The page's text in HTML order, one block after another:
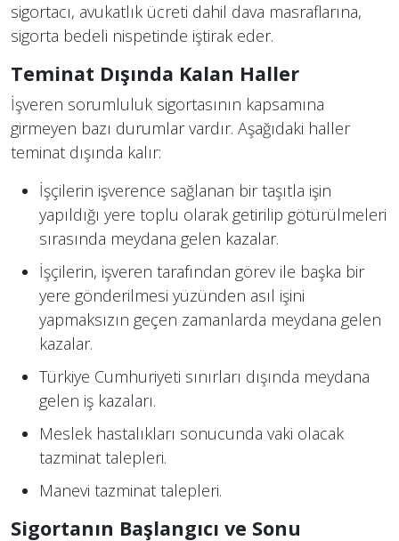
sigortacı, avukatlık ücreti dahil dava masraflarına,
sigorta bedeli nispetinde iştirak eder​​.
Teminat Dışında Kalan Haller
İşveren sorumluluk sigortasının kapsamına
girmeyen bazı durumlar vardır. Aşağıdaki haller
teminat dışında kalır​​:
İşçilerin işverence sağlanan bir taşıtla işin
yapıldığı yere toplu olarak getirilip götürülmeleri
sırasında meydana gelen kazalar.
İşçilerin, işveren tarafından görev ile başka bir
yere gönderilmesi yüzünden asıl işini
yapmaksızın geçen zamanlarda meydana gelen
kazalar.
Türkiye Cumhuriyeti sınırları dışında meydana
gelen iş kazaları.
Meslek hastalıkları sonucunda vaki olacak
tazminat talepleri.
Manevi tazminat talepleri.
Sigortanın Başlangıcı ve Sonu